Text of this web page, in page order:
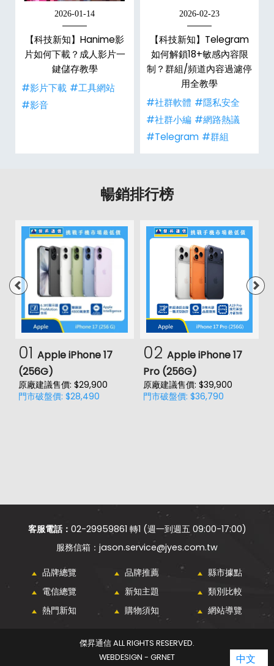
2026-01-14
【科技新知】Hanime影
片如何下載？成人影片一
鍵儲存教學
#影片下載 #工具網站
#影音
2026-02-23
【科技新知】Telegram
如何解鎖18+敏感內容限
制？群組/頻道內容過濾停
用全教學
#社群軟體 #隱私安全
#社群小編 #網路熱議
#Telegram #群組
暢銷排行榜
01 Apple iPhone 17
(256G)
原廠建議售價: $29,900
門市破盤價: $28,490
02 Apple iPhone 17
Pro (256G)
原廠建議售價: $39,900
門市破盤價: $36,790
客服電話： 02-29959861 轉1 (週一到週五 09:00-17:00)
jason.service@jyes.com.tw
品牌總覽 品牌推薦
縣市據點
電信總覽
新知主題
類別比較
熱門新知
購物須知 網站導覽
傑昇通信 ALL RIGHTS RESERVED.
WEBDESIGN - GRNET
中文